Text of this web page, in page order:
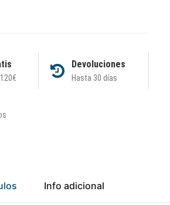
Devoluciones
Hasta 30 días
Info adicional